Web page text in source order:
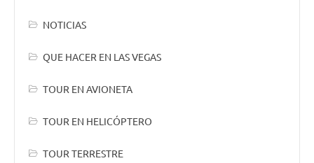
NOTICIAS
QUE HACER EN LAS VEGAS
TOUR EN AVIONETA
TOUR EN HELICÓPTERO
TOUR TERRESTRE